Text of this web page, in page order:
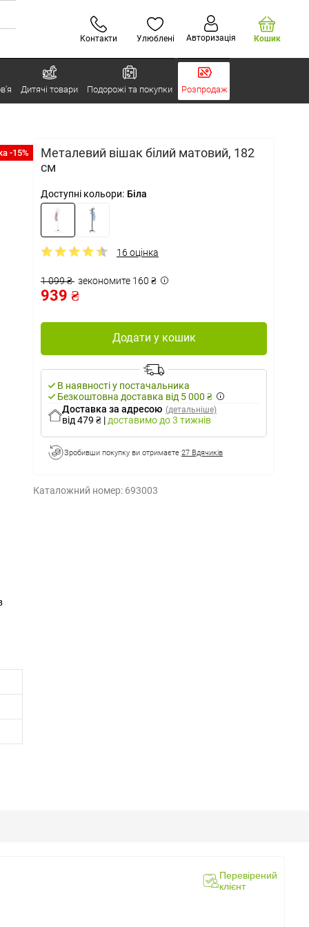
Контакти Улюблені Авторизація Кошик
Дитячі товари Подорожі та покупки Розпродаж
-15%
Металевий вішак білий матовий, 182
см
Доступні кольори: Біла
16 оцінка
1 099 ₴ зекономите 160 ₴
939 ₴
Додати у кошик
В наявності у постачальника
Безкоштовна доставка від 5 000 ₴
Доставка за адресою (детальніше)
від 479 ₴ | доставимо до 3 тижнів
Зробивши покупку ви отримаєте 27 Вдячиків
Каталожний номер: 693003
Перевірений
клієнт